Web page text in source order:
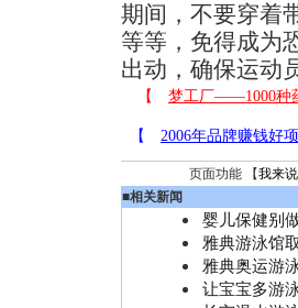
期间，不要穿着
等等，免得成为
出动，确保运动
页面功能 【我来
■相关新闻
婴儿保健别
雅典游泳馆
雅典奥运游
让宝宝多游